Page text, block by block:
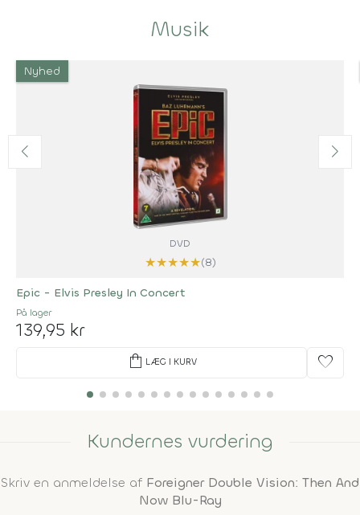
Musik
Nyhed
DVD
★★★★★(8)
Epic - Elvis Presley In Concert
På lager
139,95 kr
shopping_bag LÆG I KURV favorite
Kundernes vurdering
Skriv en anmeldelse af Foreigner Double Vision: Then And
Now Blu-Ray